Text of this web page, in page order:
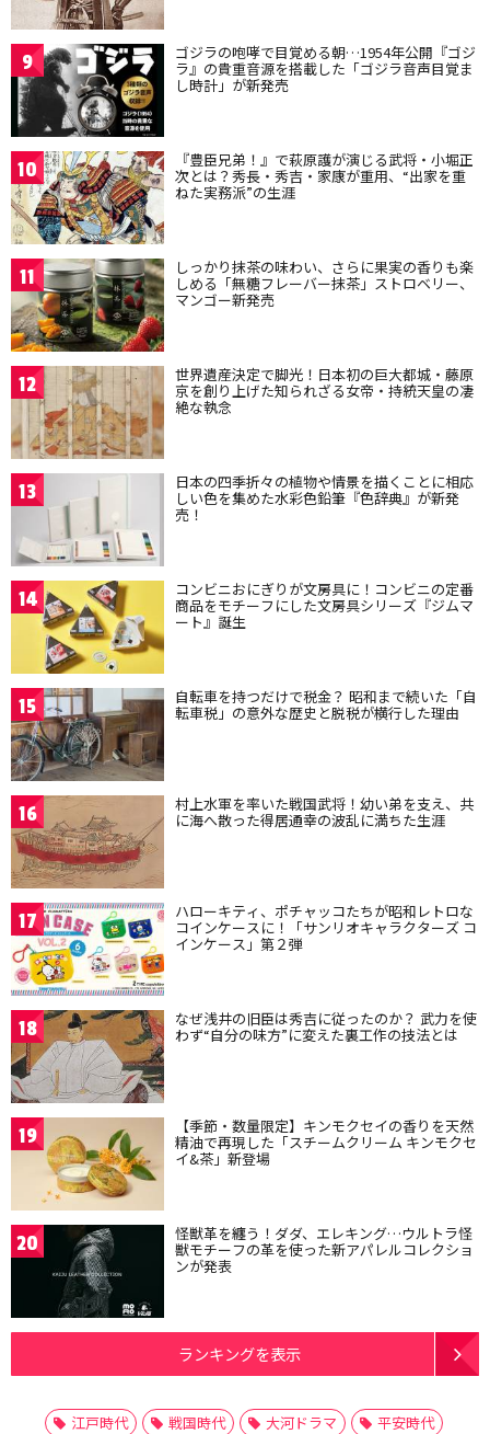
9 ゴジラの咆哮で目覚める朝…1954年公開『ゴジ
ラ』の貴重音源を搭載した「ゴジラ音声目覚ま
し時計」が新発売
10 『豊臣兄弟！』で萩原護が演じる武将・小堀正
次とは？秀長・秀吉・家康が重用、“出家を重
ねた実務派”の生涯
11 しっかり抹茶の味わい、さらに果実の香りも楽
しめる「無糖フレーバー抹茶」ストロベリー、
マンゴー新発売
12 世界遺産決定で脚光！日本初の巨大都城・藤原
京を創り上げた知られざる女帝・持統天皇の凄
絶な執念
13 日本の四季折々の植物や情景を描くことに相応
しい色を集めた水彩色鉛筆『色辞典』が新発
売！
14 コンビニおにぎりが文房具に！コンビニの定番
商品をモチーフにした文房具シリーズ『ジムマ
ート』誕生
15 自転車を持つだけで税金？ 昭和まで続いた「自
転車税」の意外な歴史と脱税が横行した理由
16 村上水軍を率いた戦国武将！幼い弟を支え、共
に海へ散った得居通幸の波乱に満ちた生涯
17 ハローキティ、ポチャッコたちが昭和レトロな
コインケースに！「サンリオキャラクターズ コ
インケース」第２弾
18 なぜ浅井の旧臣は秀吉に従ったのか？ 武力を使
わず“自分の味方”に変えた裏工作の技法とは
19 【季節・数量限定】キンモクセイの香りを天然
精油で再現した「スチームクリーム キンモクセ
イ&茶」新登場
20 怪獣革を纏う！ダダ、エレキング…ウルトラ怪
獣モチーフの革を使った新アパレルコレクショ
ンが発表
ランキングを表示
江戸時代 戦国時代 大河ドラマ
平安時代